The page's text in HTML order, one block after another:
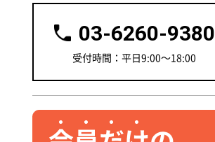
03-6260-9380
受付時間：平日9:00～18:00